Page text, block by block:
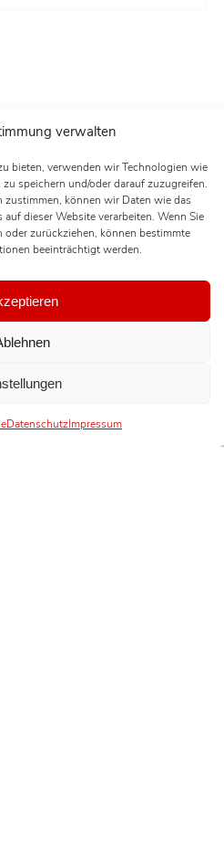
verwalten
bieten, verwenden wir Technologien wie
speichern und/oder darauf zuzugreifen.
zustimmen, können wir Daten wie das
dieser Website verarbeiten. Wenn Sie
zurückziehen, können bestimmte
beeinträchtigt werden.
DatenschutzImpressum